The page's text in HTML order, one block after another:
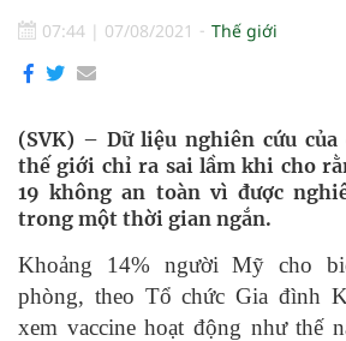
07:44 | 07/08/2021 Thế giới
(SVK) – Dữ liệu nghiên cứu của
thế giới chỉ ra sai lầm khi cho
19 không an toàn vì được
trong một thời gian ngắn.
Khoảng 14% người Mỹ cho
phòng, theo Tổ chức Gia đình
xem vaccine hoạt động như thế